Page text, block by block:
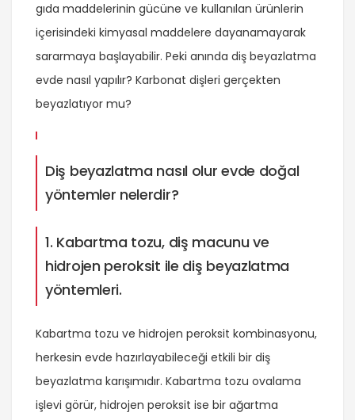
gıda maddelerinin gücüne ve kullanılan ürünlerin
içerisindeki kimyasal maddelere dayanamayarak
sararmaya başlayabilir. Peki anında diş beyazlatma
evde nasıl yapılır? Karbonat dişleri gerçekten
beyazlatıyor mu?
Diş beyazlatma nasıl olur evde doğal
yöntemler nelerdir?
1. Kabartma tozu, diş macunu ve
hidrojen peroksit ile diş beyazlatma
yöntemleri.
Kabartma tozu ve hidrojen peroksit kombinasyonu,
herkesin evde hazırlayabileceği etkili bir diş
beyazlatma karışımıdır. Kabartma tozu ovalama
işlevi görür, hidrojen peroksit ise bir ağartma